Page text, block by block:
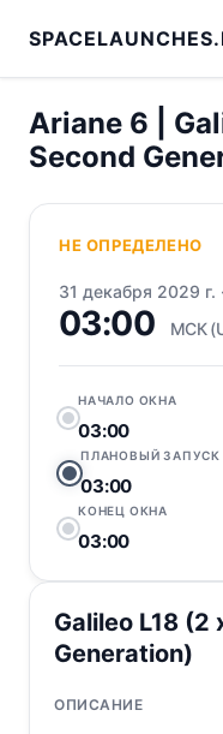
Ariane 6 |
Second
НЕ ОПРЕДЕЛЕНО
31 декабря 2029 г. ·
03:00 МСК
НАЧАЛО ОКНА
03:00
ПЛАНОВЫЙ ЗАПУСК
03:00
КОНЕЦ ОКНА
03:00
Galileo L18 (2
Generation)
ОПИСАНИЕ